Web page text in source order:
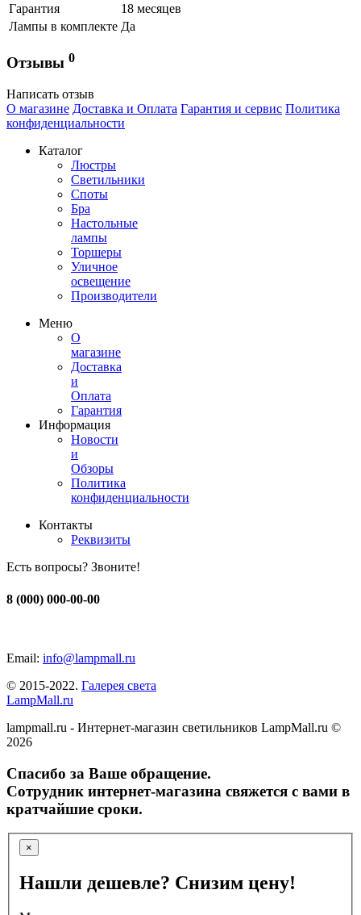
Гарантия
18 месяцев
Лампы в комплекте Да
Отзывы 0
Написать отзыв
О магазине Доставка и Оплата Гарантия и сервис Политика
конфиденциальности
Каталог
Люстры
Светильники
Споты
Бра
Настольные
лампы
Торшеры
Уличное
освещение
Производители
Меню
О
магазине
Доставка
и
Оплата
Гарантия
Информация
Новости
и
Обзоры
Политика
конфиденциальности
Контакты
Реквизиты
Есть вопросы? Звоните!
8 (000) 000-00-00
Email: info@lampmall.ru
© 2015-2022. Галерея света
LampMall.ru
lampmall.ru - Интернет-магазин светильников LampMall.ru ©
2026
Спасибо за Ваше обращение.
Сотрудник интернет-магазина свяжется с вами в
кратчайшие сроки.
×
Нашли дешевле? Снизим цену!